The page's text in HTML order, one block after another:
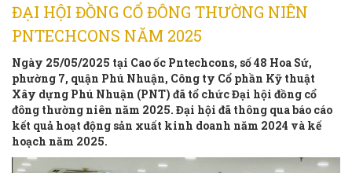
ĐẠI HỘI ĐỒNG CỔ ĐÔNG THƯỜNG NIÊN
PNTECHCONS NĂM 2025
Ngày 25/05/2025 tại Cao ốc Pntechcons, số 48 Hoa Sứ,
phường 7, quận Phú Nhuận, Công ty Cổ phần Kỹ thuật
Xây dựng Phú Nhuận (PNT) đã tổ chức Đại hội đồng cổ
đông thường niên năm 2025. Đại hội đã thông qua báo cáo
kết quả hoạt động sản xuất kinh doanh năm 2024 và kế
hoạch năm 2025.